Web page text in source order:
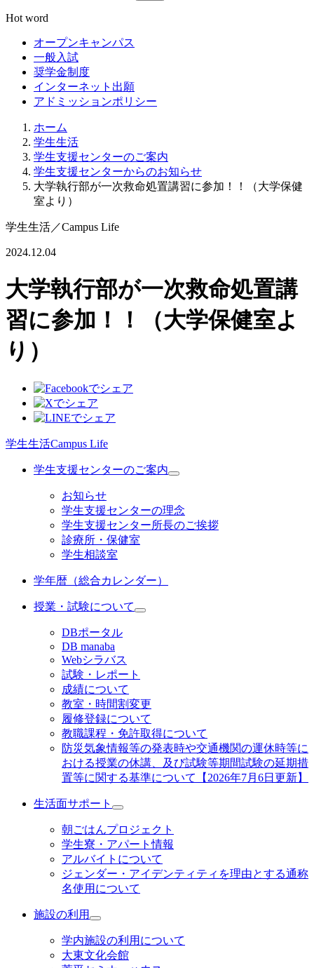
Hot word
オープンキャンパス
一般入試
奨学金制度
インターネット出願
アドミッションポリシー
ホーム
学生生活
学生支援センターのご案内
学生支援センターからのお知らせ
大学執行部が一次救命処置講習に参加！！（大学保健
室より）
学生生活／Campus Life
2024.12.04
大学執行部が一次救命処置講
習に参加！！（大学保健室よ
り）
学生生活Campus Life
学生支援センターのご案内
お知らせ
学生支援センターの理念
学生支援センター所長のご挨拶
診療所・保健室
学生相談室
学年暦（総合カレンダー）
授業・試験について
DBポータル
DB manaba
Webシラバス
試験・レポート
成績について
教室・時間割変更
履修登録について
教職課程・免許取得について
防災気象情報等の発表時や交通機関の運休時等に
おける授業の休講、及び試験等期間試験の延期措
置等に関する基準について【2026年7月6日更新】
生活面サポート
朝ごはんプロジェクト
学生寮・アパート情報
アルバイトについて
ジェンダー・アイデンティティを理由とする通称
名使用について
施設の利用
学内施設の利用について
大東文化会館